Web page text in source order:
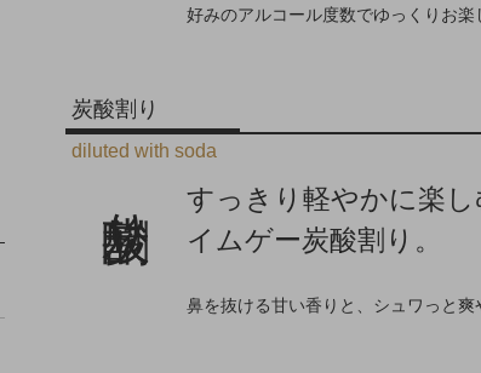
好みのアルコール度数でゆっくりお楽
炭酸割り
diluted with soda
炭酸割り
すっきり軽やかに楽し
イムゲー炭酸割り。
鼻を抜ける甘い香りと、シュワっと爽